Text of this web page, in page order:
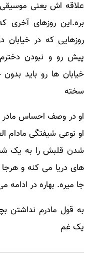
علاقه اش یعنی
بره.این روزهای
روزهایی که در
پیش رو و نبودن
خیابان ها رو باید
سخته
او در وصف احساس مادر
او نوعی شیفتگی مادام
شدن قلبش را به یک
های دریا می کنه و
جا میره. بهاره در ادامه
به قول مادرم
یک غم